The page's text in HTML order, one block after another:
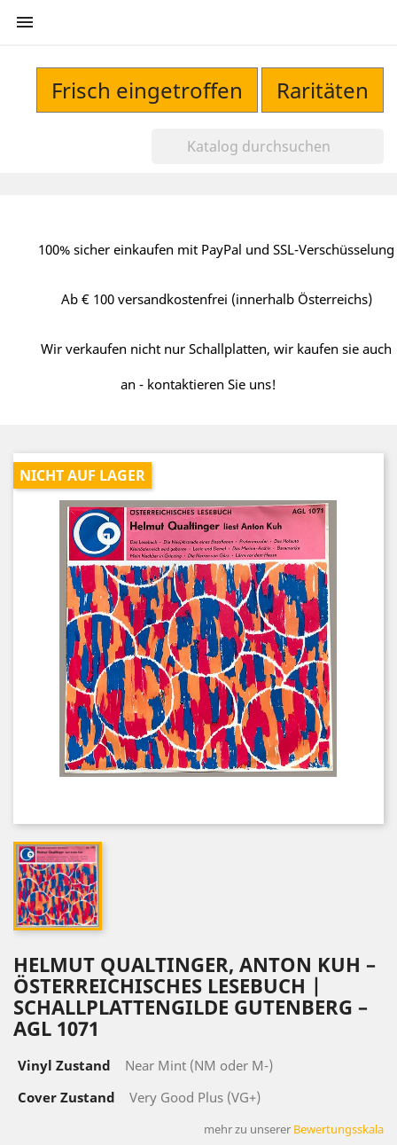

Frisch eingetroffen Raritäten
100% sicher einkaufen mit PayPal und SSL-Verschüsselung
Ab € 100 versandkostenfrei (innerhalb Österreichs)
Wir verkaufen nicht nur Schallplatten, wir kaufen sie auch
an - kontaktieren Sie uns!
NICHT AUF LAGER
HELMUT QUALTINGER, ANTON KUH –
ÖSTERREICHISCHES LESEBUCH |
SCHALLPLATTENGILDE GUTENBERG –
AGL 1071
Vinyl Zustand
Near Mint (NM oder M-)
Cover Zustand
Very Good Plus (VG+)
mehr zu unserer Bewertungsskala